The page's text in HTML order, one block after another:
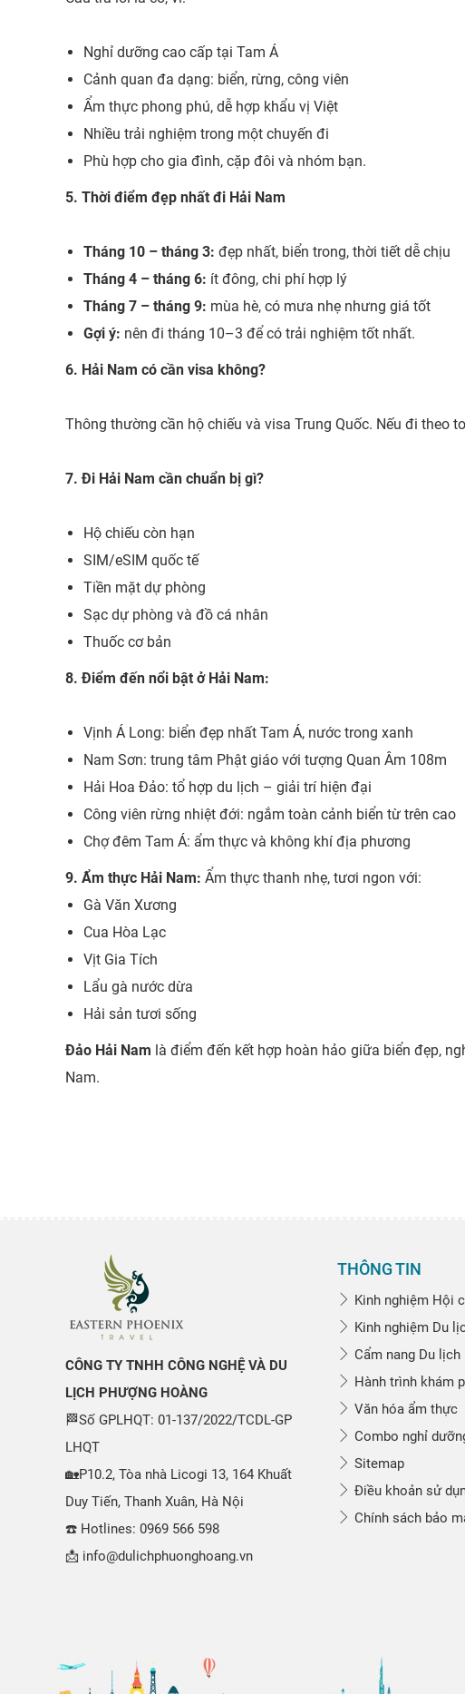
Nghỉ dưỡng cao cấp tại Tam Á
Cảnh quan đa dạng: biển, rừng, công viên
Ẩm thực phong phú, dễ hợp khẩu vị Việt
Nhiều trải nghiệm trong một chuyến đi
Phù hợp cho gia đình, cặp đôi và nhóm bạn.
5. Thời điểm đẹp nhất đi Hải Nam
Tháng 10 – tháng 3: đẹp nhất, biển trong, thời tiết dễ chịu
Tháng 4 – tháng 6: ít đông, chi phí hợp lý
Tháng 7 – tháng 9: mùa hè, có mưa nhẹ nhưng giá tốt
Gợi ý: nên đi tháng 10–3 để có trải nghiệm tốt nhất.
6. Hải Nam có cần visa không?
Thông thường cần hộ chiếu và visa Trung Quốc. Nếu đi theo
7. Đi Hải Nam cần chuẩn bị gì?
Hộ chiếu còn hạn
SIM/eSIM quốc tế
Tiền mặt dự phòng
Sạc dự phòng và đồ cá nhân
Thuốc cơ bản
8. Điểm đến nổi bật ở Hải Nam:
Vịnh Á Long: biển đẹp nhất Tam Á, nước trong xanh
Nam Sơn: trung tâm Phật giáo với tượng Quan Âm 108m
Hải Hoa Đảo: tổ hợp du lịch – giải trí hiện đại
Công viên rừng nhiệt đới: ngắm toàn cảnh biển từ trên cao
Chợ đêm Tam Á: ẩm thực và không khí địa phương
9. Ẩm thự​c Hải Nam: Ẩm thực thanh nhẹ, tươi ngon với:
Gà Văn Xương
Cua Hòa Lạc
Vịt Gia Tích
Lẩu gà nước dừa
Hải sản tươi sống
Đảo Hải Nam là điểm đến kết hợp hoàn hảo giữa biển đẹp,
Nam.
CÔNG TY TNHH CÔNG NGHỆ VÀ DU
LỊCH PHƯỢNG HOÀNG
🏁Số GPLHQT: 01-137/2022/TCDL-GP
LHQT
🏡P10.2, Tòa nhà Licogi 13, 164 Khuất
Duy Tiến, Thanh Xuân, Hà Nội
☎️ Hotlines: 0969 566 598
📩 info@dulichphuonghoang.vn
THÔNG TIN
Kinh nghiệm Hội
Kinh nghiệm Du
Cẩm nang Du lịch
Hành trình khám
Văn hóa ẩm thực
Combo nghỉ
Sitemap
Điều khoản sử
Chính sách bảo